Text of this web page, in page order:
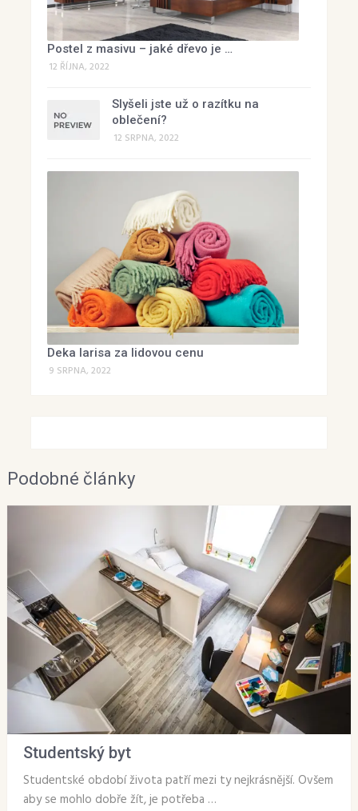
Postel z masivu – jaké dřevo je …
12 ŘÍJNA, 2022
Slyšeli jste už o razítku na
oblečení?
12 SRPNA, 2022
Deka larisa za lidovou cenu
9 SRPNA, 2022
Podobné články
Studentský byt
Studentské období života patří mezi ty nejkrásnější. Ovšem
aby se mohlo dobře žít, je potřeba …